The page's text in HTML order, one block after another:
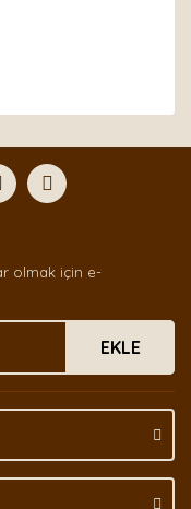
olmak için e-
EKLE